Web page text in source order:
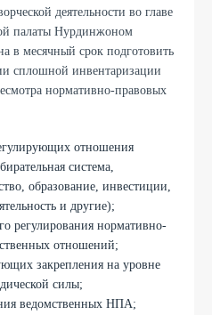
деятельности во главе
палаты Нурдинжоном
в месячный срок подготовить
сплошной инвентаризации
нормативно-правовых
отношения
система,
образование, инвестиции,
и другие);
регулирования нормативно-
отношений;
закрепления на уровне
силы;
ведомственных НПА;